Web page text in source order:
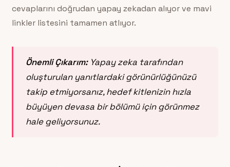
cevaplarını doğrudan yapay zekadan alıyor ve mavi
linkler listesini tamamen atlıyor.
Önemli Çıkarım:Yapay zeka tarafından
oluşturulan yanıtlardaki görünürlüğünüzü
takip etmiyorsanız, hedef kitlenizin hızla
büyüyen devasa bir bölümü için görünmez
hale geliyorsunuz.